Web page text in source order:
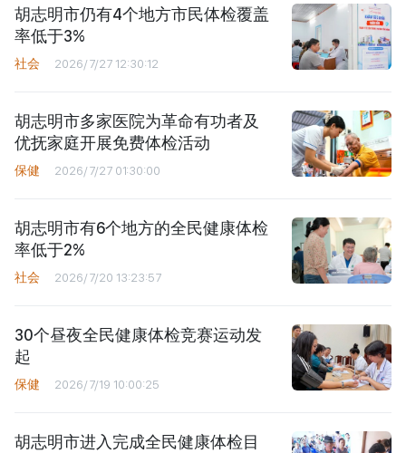
胡志明市仍有4个地方市民体检覆盖
率低于3%
社会 2026/7/27 12:30:12
胡志明市多家医院为革命有功者及
优抚家庭开展免费体检活动
保健 2026/7/27 01:30:00
胡志明市有6个地方的全民健康体检
率低于2%
社会 2026/7/20 13:23:57
30个昼夜全民健康体检竞赛运动发
起
保健 2026/7/19 10:00:25
胡志明市进入完成全民健康体检目